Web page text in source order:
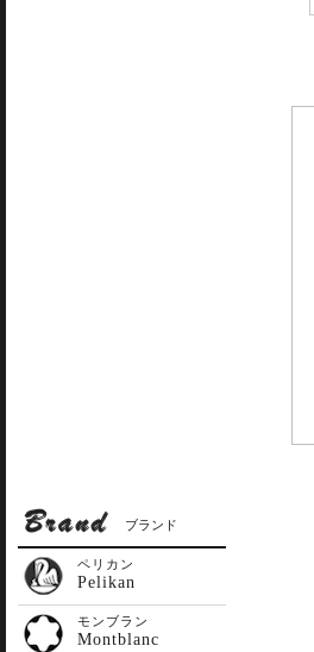
ブランド
ペリカン
Pelikan
モンブラン
Montblanc